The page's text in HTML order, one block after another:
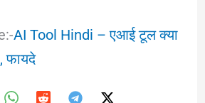
AI Tool Hindi – एआई टूल क्या
फायदे